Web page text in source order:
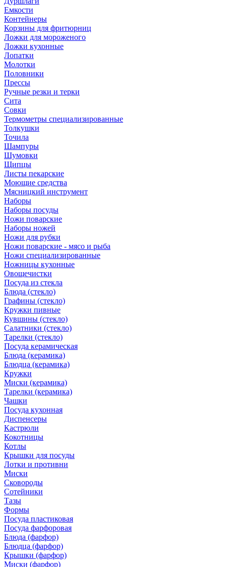
Емкости
Контейнеры
Корзины для фритюрниц
Ложки для мороженого
Ложки кухонные
Лопатки
Молотки
Половники
Прессы
Ручные резки и терки
Сита
Совки
Термометры специализированные
Толкушки
Точила
Шампуры
Шумовки
Щипцы
Листы пекарские
Моющие средства
Мясницкий инструмент
Наборы
Наборы посуды
Ножи поварские
Наборы ножей
Ножи для рубки
Ножи поварские - мясо и рыба
Ножи специализированные
Ножницы кухонные
Овощечистки
Посуда из стекла
Блюда (стекло)
Графины (стекло)
Кружки пивные
Кувшины (стекло)
Салатники (стекло)
Тарелки (стекло)
Посуда керамическая
Блюда (керамика)
Блюдца (керамика)
Кружки
Миски (керамика)
Тарелки (керамика)
Чашки
Посуда кухонная
Диспенсеры
Кастрюли
Кокотницы
Котлы
Крышки для посуды
Лотки и противни
Миски
Сковороды
Сотейники
Тазы
Формы
Посуда пластиковая
Посуда фарфоровая
Блюда (фарфор)
Блюдца (фарфор)
Крышки (фарфор)
Миски (фарфор)